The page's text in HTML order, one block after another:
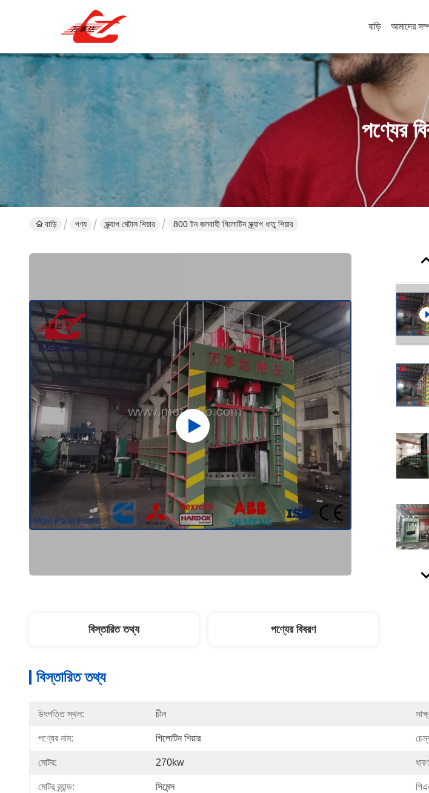
বাড়ি আমাদের
পণ্যের
বাড়ি পণ্য স্ক্র্যাপ মেটাল শিয়ার 800 টন জলবাহী গিলোটিন স্ক্র্যাপ ধাতু শিয়ার
বিস্তারিত তথ্য পণ্যের বিবরণ
বিস্তারিত তথ্য
উৎপত্তি স্থল: চীন
পণ্যের নাম: গিলোটিন শিয়ার
মোটর: 270kw
মোটর ব্র্যান্ড: সিমেন্স